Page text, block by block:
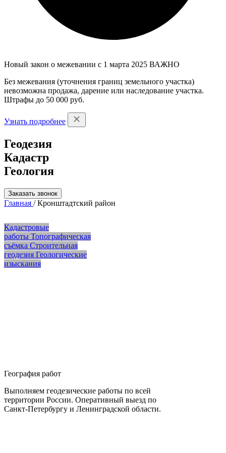
Новый закон о межевании с 1 марта 2025 ВАЖНО
Без межевания (уточнения границ земельного участка)
невозможна продажа, дарение или наследование участка.
Штрафы до 50 000 руб.
Узнать подробнее
Геодезия
Кадастр
Геология
Заказать звонок
Главная /Кронштадтский район
Кадастровые
работы Топографическая
съёмка Строительная
геодезия Геологические
изыскания
География работ
Выполняем геодезические работы по всей
территории России. Оперативный выезд по
Санкт-Петербургу и Ленинградской области.